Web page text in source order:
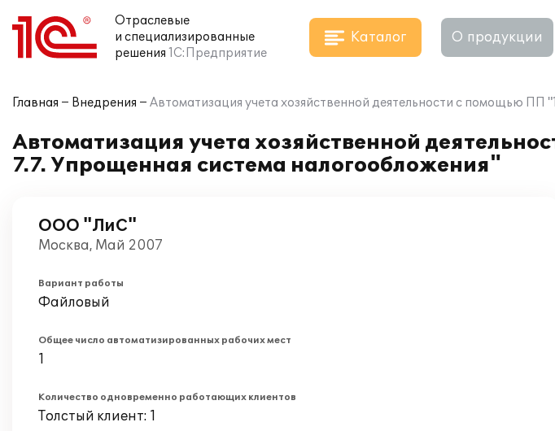
Отраслевые
и специализированные
решения 1С:Предприятие
Каталог О продукции
Главная Внедрения Автоматизация учета хозяйственной деятельности с помощью ПП
Автоматизация учета хозяйственной
7.7. Упрощенная система налогообложения"
ООО "ЛиС"
Москва, Май 2007
Вариант работы
Файловый
Общее число автоматизированных рабочих мест
1
Количество одновременно работающих клиентов
Толстый клиент: 1